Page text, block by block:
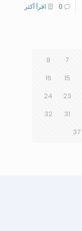
0 اقرأ أكثر
7
8
15
16
23
24
31
32
37